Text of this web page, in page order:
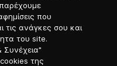
που
τις ανάγκες σου και
του site.
της